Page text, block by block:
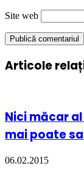
Site web
Articole
Nici măcar
mai poate
06.02.2015